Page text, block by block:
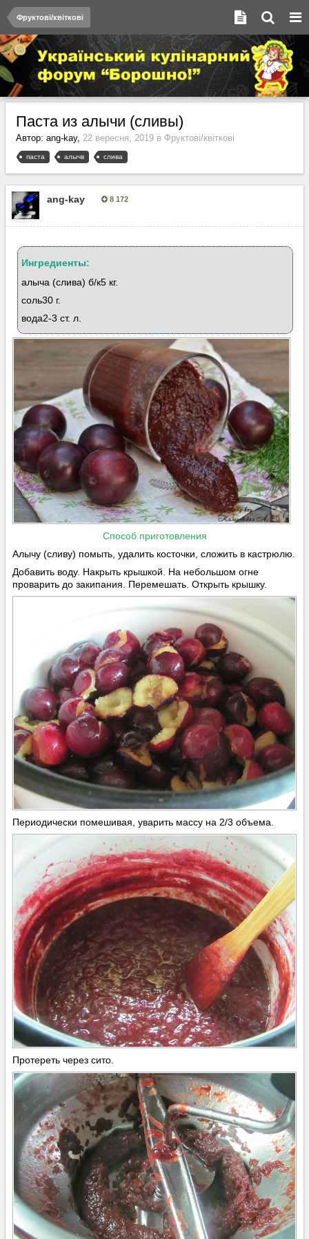
Фруктові/квіткові
Паста из алычи (сливы)
Автор: ang-kay, 22 вересня, 2019 в Фруктові/квіткові
паста алычв слива
ang-kay 8 172
Ингредиенты:
алыча (слива) б/к5 кг.
соль30 г.
вода2-3 ст. л.
Способ приготовления
Алычу (сливу) помыть, удалить косточки, сложить в кастрюлю.
Добавить воду. Накрыть крышкой. На небольшом огне
проварить до закипания. Перемешать. Открыть крышку.
Периодически помешивая, уварить массу на 2/3 объема.
Протереть через сито.